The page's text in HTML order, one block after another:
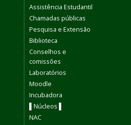
Assistência Estudantil
Chamadas públicas
Pesquisa e Extensão
Biblioteca
Conselhos e
comissões
Laboratórios
Moodle
Incubadora
▌Núcleos ▌
NAC